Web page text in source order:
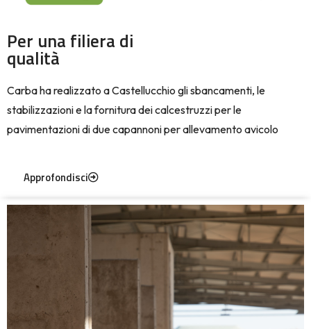
Per una filiera di
qualità
Carba ha realizzato a Castellucchio gli sbancamenti, le
stabilizzazioni e la fornitura dei calcestruzzi per le
pavimentazioni di due capannoni per allevamento avicolo
Approfondisci